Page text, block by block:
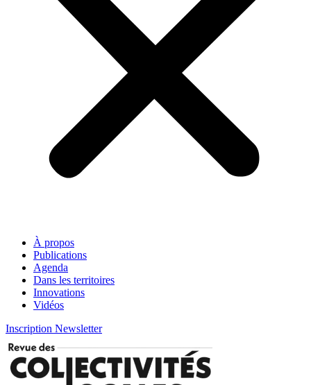
À propos
Publications
Agenda
Dans les territoires
Innovations
Vidéos
Inscription Newsletter